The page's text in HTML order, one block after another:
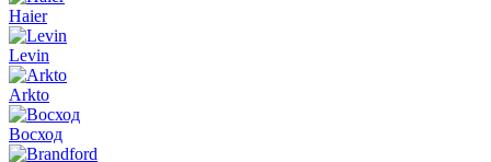
Haier
Levin
Arkto
Восход